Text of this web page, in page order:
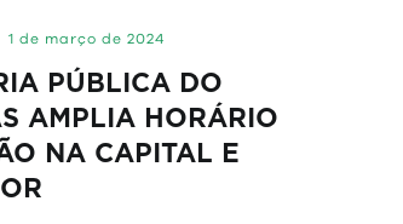
1 de março de 2024
PÚBLICA DO
AMPLIA HORÁRIO
NA CAPITAL E